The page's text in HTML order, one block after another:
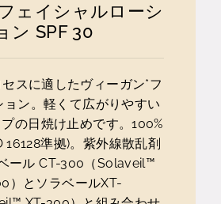
ェイシャルローシ
ン SPF 30
スに適したヴィーガン*フ
ョン。軽くて広がりやすい
の日焼け止めです。100%
16128準拠)。紫外線散乱剤
ール CT-300（Solaveil™
）とソラベールXT-